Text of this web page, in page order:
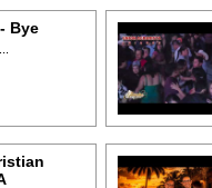
Bye